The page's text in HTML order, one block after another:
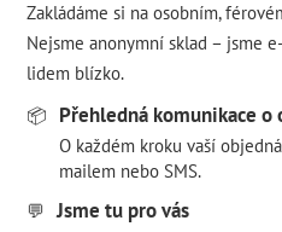
Zakládáme si na osobním,
Nejsme anonymní sklad – jsme
lidem blízko.
📦
Přehledná komunikace o
O každém kroku vaší
mailem nebo SMS.
💬
Jsme tu pro vás